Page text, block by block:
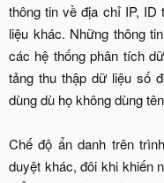
thông tin về địa chỉ IP, ID
liệu khác. Những thông
các hệ thống phân tích
tảng thu thập dữ liệu số
dùng dù họ không dùng
Chế độ ẩn danh trên
duyệt khác, đôi khi khiến